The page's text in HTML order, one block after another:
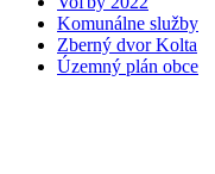
Komunálne služby
Zberný dvor Kolta
Územný plán obce